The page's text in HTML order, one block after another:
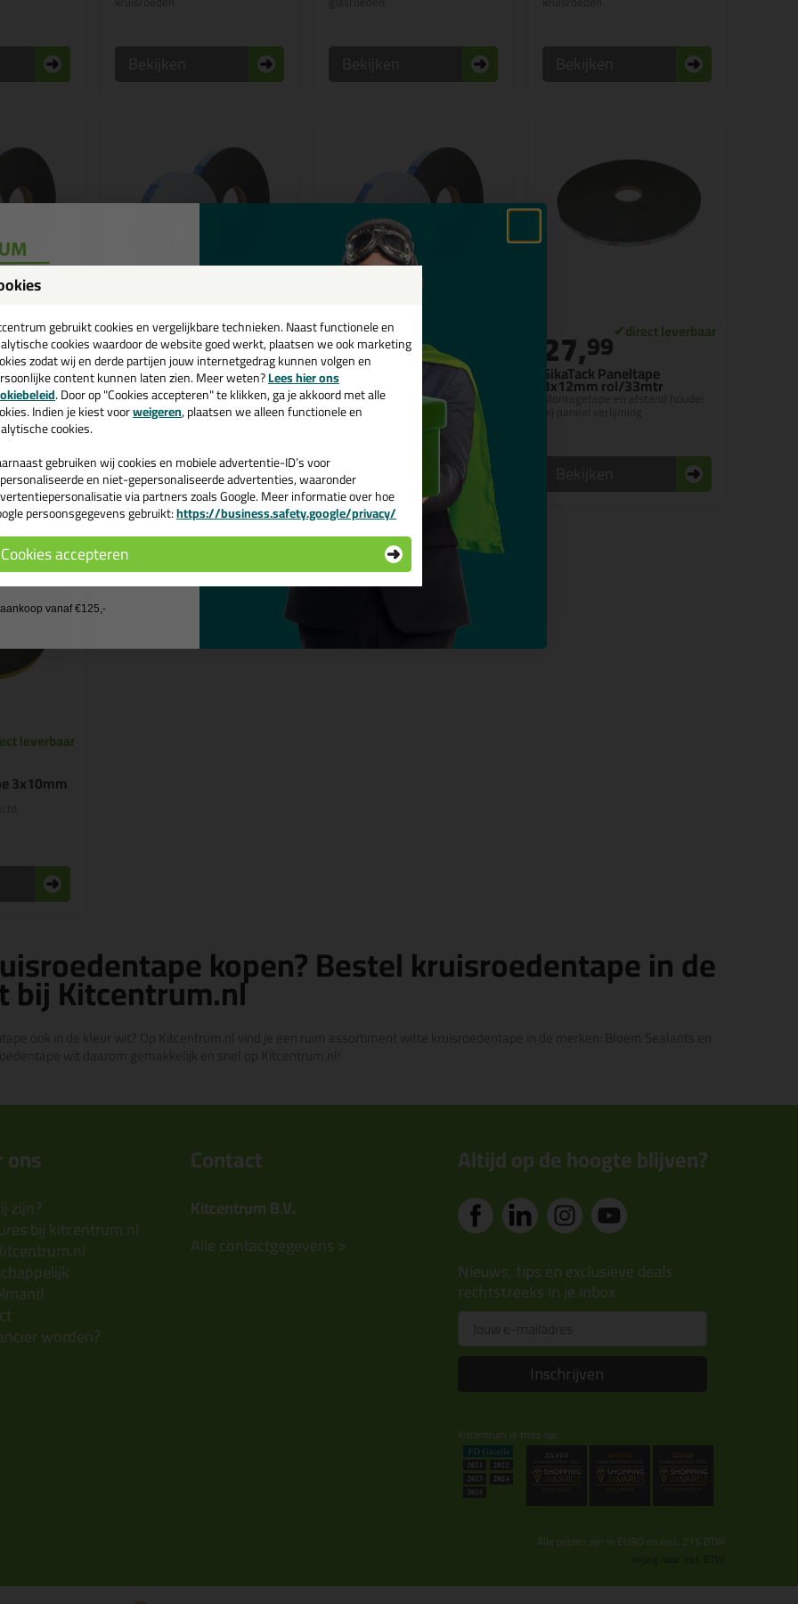
3x30mm
van
Kruisroedentape 4x19mm
rol 20mtr
Tape voor het monteren van
kruisroeden
9,99
Bekijken
Kruisroedentape 4x25mm
rol 20mtr
Tape voor het monteren van
kruisroeden
14,19
Bekijken
SikaTack Paneltape
3x12mm rol/33mtr
Montagetape en afstand houder
27,99
3x10mm
kopen? Bestel kruisroedentape in de
bij Kitcentrum.nl
ons
zijn?
bij kitcentrum.nl
worden?
Contact
Kitcentrum B.V.
Alle contactgegevens >
Altijd op de hoogte blijven?
Nieuws, tips en exclusieve deals
rechtstreeks in je inbox
Inschrijven
Kitcentrum is trots op:
Alle prijzen zijn in EURO en excl. 21% BTW
gebruikt cookies en vergelijkbare technieken. Naast functionele en
cookies waardoor de website goed werkt, plaatsen we ook marketing
zodat wij en derde partijen jouw internetgedrag kunnen volgen en
content kunnen laten zien. Meer weten?Lees hier ons
. Door op "Cookies accepteren" te klikken, ga je akkoord met alle
Indien je kiest voorweigeren, plaatsen we alleen functionele en
cookies.
gebruiken wij cookies en mobiele advertentie-ID’s voor
en niet-gepersonaliseerde advertenties, waaronder
via partners zoals Google. Meer informatie over hoe
persoonsgegevens gebruikt:https://business.safety.google/privacy/
Cookies accepteren
💚
en ontvang een
€35,-bij je eerste bestelling!
de actiecode ›
geen cadeau
vanaf €125,-